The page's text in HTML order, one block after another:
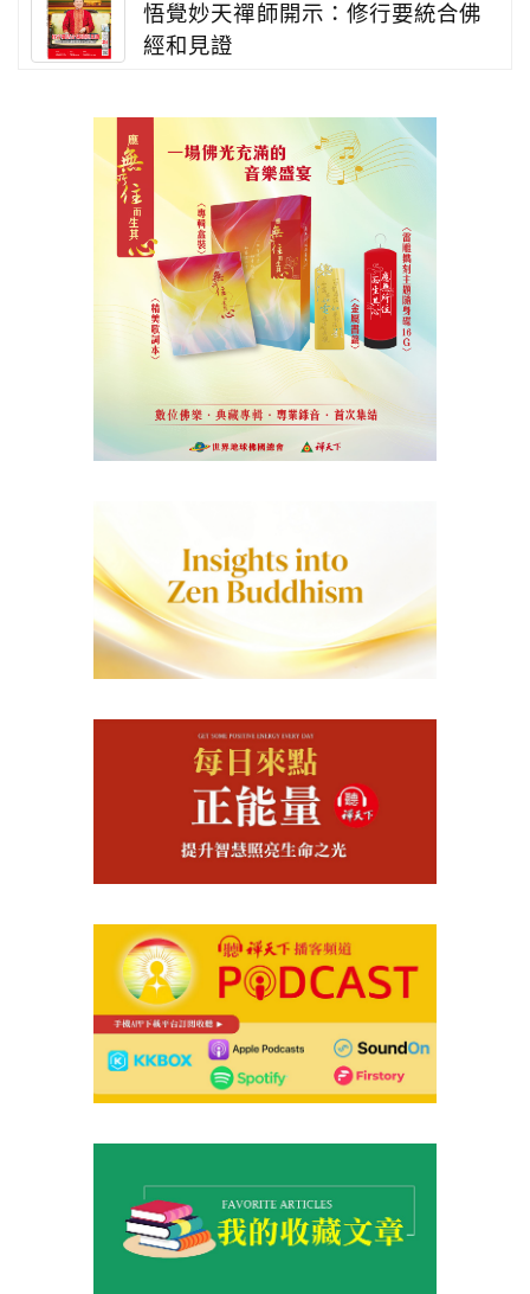
悟覺妙天禪師開示：修行要統合佛
經和見證